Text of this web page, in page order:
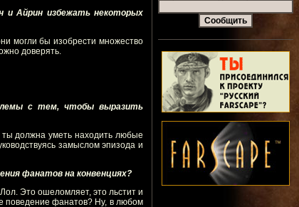
и Айрин избежать некоторых
могли бы изобрести множество
доверять.
с тем, чтобы выразить
должна уметь находить любые
замыслом эпизода и
фанатов на конвенциях?
Это ошеломляет, это льстит и
поведение фанатов? Ну, в любом